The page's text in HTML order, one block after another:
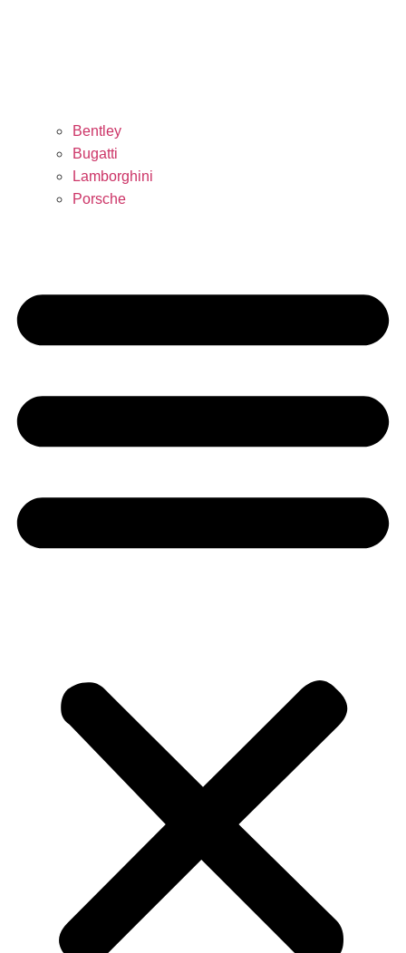
Bentley
Bugatti
Lamborghini
Porsche